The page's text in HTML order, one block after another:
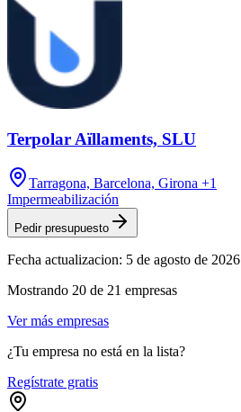
Terpolar Aïllaments, SLU
Tarragona, Barcelona, Girona +1
Impermeabilización
Pedir presupuesto
Fecha actualizacion: 5 de agosto de 2026
Mostrando 20 de 21 empresas
Ver más empresas
¿Tu empresa no está en la lista?
Regístrate gratis